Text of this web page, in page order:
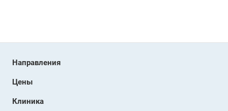
Направления
Цены
Клиника